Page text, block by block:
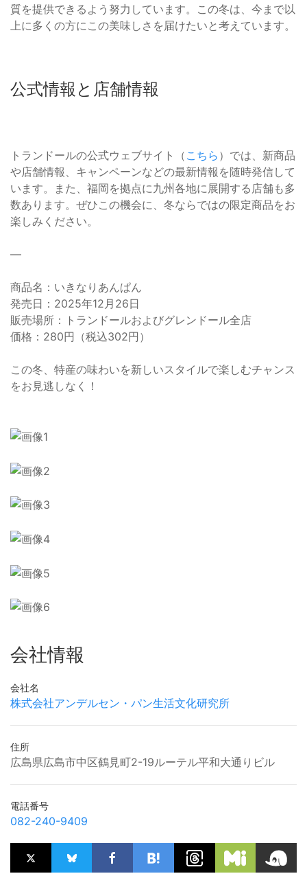
質を提供できるよう努力しています。この冬は、今まで以
上に多くの方にこの美味しさを届けたいと考えています。
公式情報と店舗情報
トランドールの公式ウェブサイト（ こちら ）では、新商品
や店舗情報、キャンペーンなどの最新情報を随時発信して
います。また、福岡を拠点に九州各地に展開する店舗も多
数あります。ぜひこの機会に、冬ならではの限定商品をお
楽しみください。
—
商品名：いきなりあんぱん
発売日：2025年12月26日
販売場所：トランドールおよびグレンドール全店
価格：280円（税込302円）
この冬、特産の味わいを新しいスタイルで楽しむチャンス
をお見逃しなく！
会社情報
会社名
株式会社アンデルセン・パン生活文化研究所
住所
広島県広島市中区鶴見町2-19ルーテル平和大通りビル
電話番号
082-240-9409